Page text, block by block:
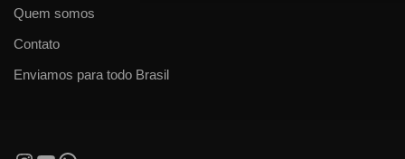
Quem somos
Contato
Enviamos para todo Brasil